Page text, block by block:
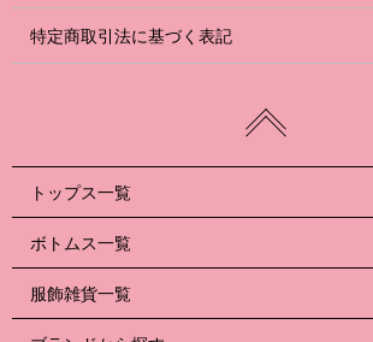
特定商取引法に基づく表記
トップス一覧
ボトムス一覧
服飾雑貨一覧